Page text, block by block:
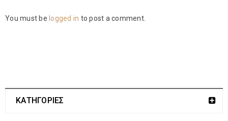
You must be logged in to post a comment.
ΚΑΤΗΓΟΡΙΕΣ